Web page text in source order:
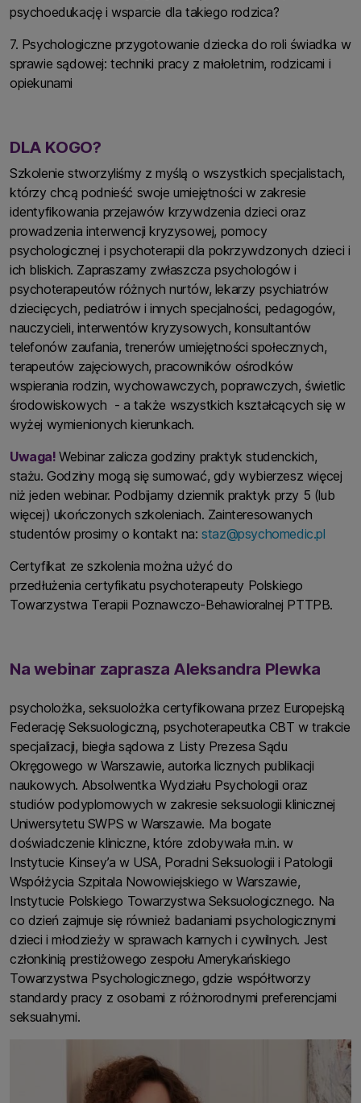
psychoedukację i wsparcie dla takiego rodzica?
7. Psychologiczne przygotowanie dziecka do roli świadka w
sprawie sądowej: techniki pracy z małoletnim, rodzicami i
opiekunami
DLA KOGO?
Szkolenie stworzyliśmy z myślą o wszystkich specjalistach,
którzy chcą podnieść swoje umiejętności w zakresie
identyfikowania przejawów krzywdzenia dzieci oraz
prowadzenia interwencji kryzysowej, pomocy
psychologicznej i psychoterapii dla pokrzywdzonych dzieci i
ich bliskich. Zapraszamy zwłaszcza psychologów i
psychoterapeutów różnych nurtów, lekarzy psychiatrów
dziecięcych, pediatrów i innych specjalności, pedagogów,
nauczycieli, interwentów kryzysowych, konsultantów
telefonów zaufania, trenerów umiejętności społecznych,
terapeutów zajęciowych, pracowników ośrodków
wspierania rodzin, wychowawczych, poprawczych, świetlic
środowiskowych - a także wszystkich kształcących się w
wyżej wymienionych kierunkach.
Uwaga!Webinar zalicza godziny praktyk studenckich,
stażu. Godziny mogą się sumować, gdy wybierzesz więcej
niż jeden webinar. Podbijamy dziennik praktyk przy 5 (lub
więcej) ukończonych szkoleniach. Zainteresowanych
studentów prosimy o kontakt na: staz@psychomedic.pl
Certyfikat ze szkolenia można użyć do
przedłużenia certyfikatu psychoterapeuty Polskiego
Towarzystwa Terapii Poznawczo-Behawioralnej PTTPB.
Na webinar zaprasza Aleksandra Plewka
psycholożka, seksuolożka certyfikowana przez Europejską
Federację Seksuologiczną, psychoterapeutka CBT w trakcie
specjalizacji, biegła sądowa z Listy Prezesa Sądu
Okręgowego w Warszawie, autorka licznych publikacji
naukowych. Absolwentka Wydziału Psychologii oraz
studiów podyplomowych w zakresie seksuologii klinicznej
Uniwersytetu SWPS w Warszawie. Ma bogate
doświadczenie kliniczne, które zdobywała m.in. w
Instytucie Kinsey’a w USA, Poradni Seksuologii i Patologii
Współżycia Szpitala Nowowiejskiego w Warszawie,
Instytucie Polskiego Towarzystwa Seksuologicznego. Na
co dzień zajmuje się również badaniami psychologicznymi
dzieci i młodzieży w sprawach karnych i cywilnych. Jest
członkinią prestiżowego zespołu Amerykańskiego
Towarzystwa Psychologicznego, gdzie współtworzy
standardy pracy z osobami z różnorodnymi preferencjami
seksualnymi.